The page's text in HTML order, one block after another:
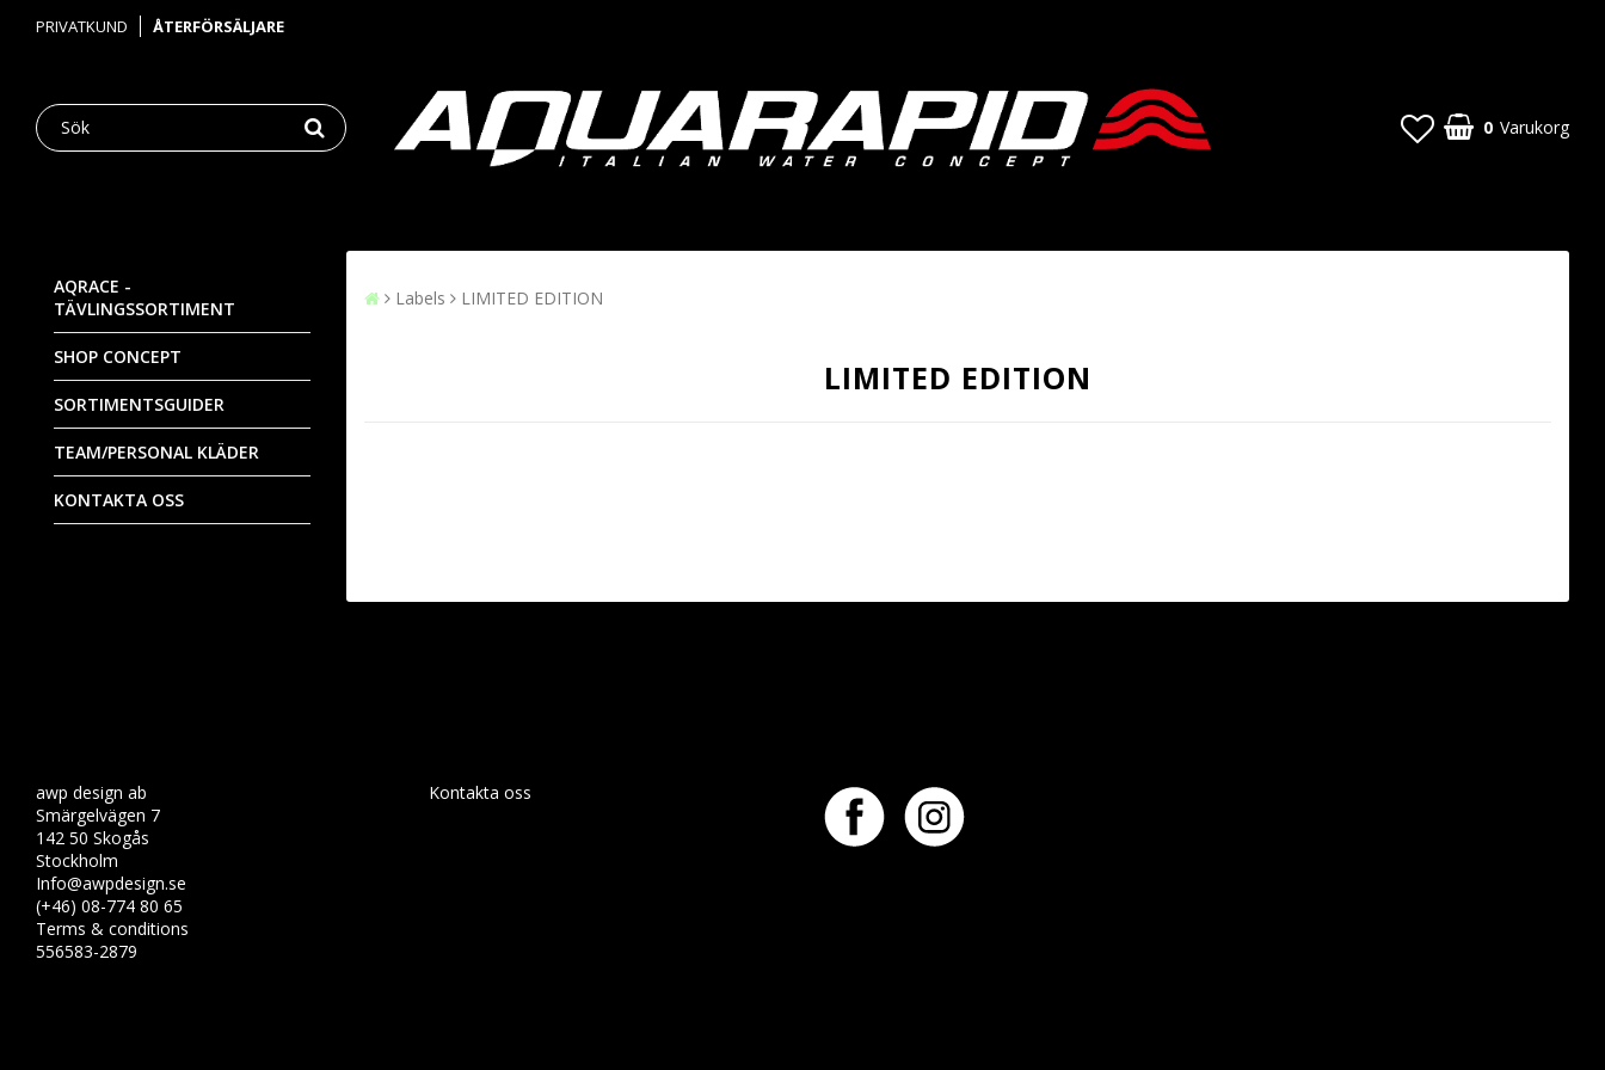
PRIVATKUND ÅTERFÖRSÄLJARE
0 Varukorg
AQRACE -
TÄVLINGSSORTIMENT
SHOP CONCEPT
SORTIMENTSGUIDER
TEAM/PERSONAL KLÄDER
KONTAKTA OSS
Labels LIMITED EDITION
LIMITED EDITION
awp design ab
Smärgelvägen 7
142 50 Skogås
Stockholm
Info@awpdesign.se
(+46) 08-774 80 65
Terms & conditions
556583-2879
Kontakta oss